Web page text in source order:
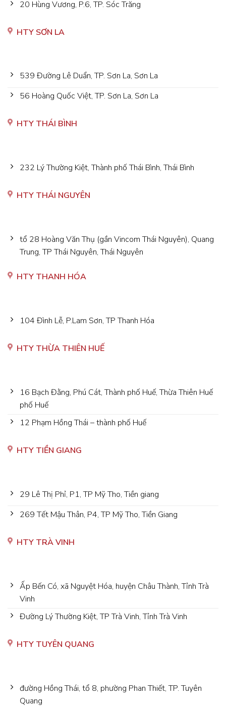
20 Hùng Vương, P.6, TP. Sóc Trăng
HTY SƠN LA
539 Đường Lê Duẩn, TP. Sơn La, Sơn La
56 Hoàng Quốc Việt, TP. Sơn La, Sơn La
HTY THÁI BÌNH
232 Lý Thường Kiệt, Thành phố Thái Bình, Thái Bình
HTY THÁI NGUYÊN
tổ 28 Hoàng Văn Thụ (gần Vincom Thái Nguyên), Quang
Trung, TP Thái Nguyên, Thái Nguyên
HTY THANH HÓA
104 Đình Lễ, P.Lam Sơn, TP Thanh Hóa
HTY THỪA THIÊN HUẾ
16 Bạch Đằng, Phú Cát, Thành phố Huế, Thừa Thiên Huế
phố Huế
12 Phạm Hồng Thái – thành phố Huế
HTY TIỀN GIANG
29 Lê Thị Phỉ, P1, TP Mỹ Tho, Tiền giang
269 Tết Mậu Thân, P4, TP Mỹ Tho, Tiền Giang
HTY TRÀ VINH
Ấp Bến Có, xã Nguyệt Hóa, huyện Châu Thành, Tỉnh Trà
Vinh
Đường Lý Thường Kiệt, TP Trà Vinh, Tỉnh Trà Vinh
HTY TUYÊN QUANG
đường Hồng Thái, tổ 8, phường Phan Thiết, TP. Tuyên
Quang